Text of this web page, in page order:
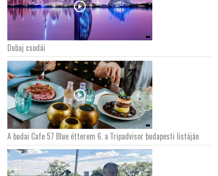
Dubaj csodái
A budai Cafe 57 Blue étterem 6. a Tripadvisor budapesti listáján